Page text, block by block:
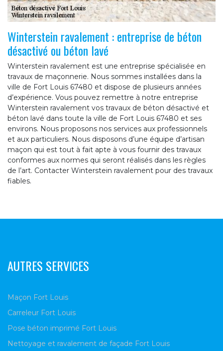
Winterstein ravalement : entreprise de béton
désactivé ou béton lavé
Winterstein ravalement est une entreprise spécialisée en
travaux de maçonnerie. Nous sommes installées dans la
ville de Fort Louis 67480 et dispose de plusieurs années
d’expérience. Vous pouvez remettre à notre entreprise
Winterstein ravalement vos travaux de béton désactivé et
béton lavé dans toute la ville de Fort Louis 67480 et ses
environs. Nous proposons nos services aux professionnels
et aux particuliers. Nous disposons d’une équipe d’artisan
maçon qui est tout à fait apte à vous fournir des travaux
conformes aux normes qui seront réalisés dans les règles
de l’art. Contacter Winterstein ravalement pour des travaux
fiables.
AUTRES SERVICES
Maçon Fort Louis
Carreleur Fort Louis
Pose béton imprimé Fort Louis
Nettoyage et ravalement de façade Fort Louis